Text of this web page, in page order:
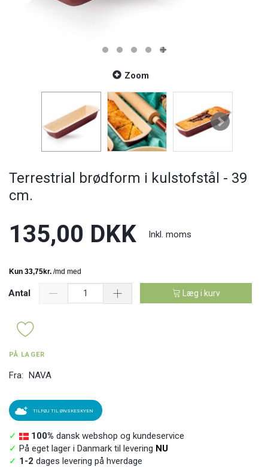
Zoom
Terrestrial brødform i kulstofstål - 39
cm.
135,00 DKK Inkl. moms
Antal Læg i kurv
PÅ LAGER
Fra: NAVA
TILFØJ TIL ØNSKESKYEN
✓ 100% dansk webshop og kundeservice
✓ På eget lager i Danmark til levering NU
✓ 1-2 dages levering på hverdage